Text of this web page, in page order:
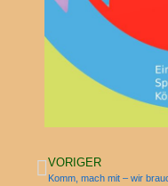
VORIGER